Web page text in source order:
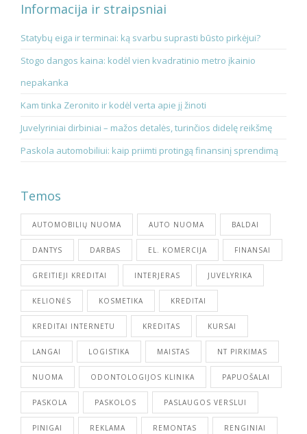
Informacija ir straipsniai
Statybų eiga ir terminai: ką svarbu suprasti būsto pirkėjui?
Stogo dangos kaina: kodėl vien kvadratinio metro įkainio
nepakanka
Kam tinka Zeronito ir kodėl verta apie jį žinoti
Juvelyriniai dirbiniai – mažos detalės, turinčios didelę reikšmę
Paskola automobiliui: kaip priimti protingą finansinį sprendimą
Temos
AUTOMOBILIŲ NUOMA AUTO NUOMA BALDAI
DANTYS DARBAS EL. KOMERCIJA FINANSAI
GREITIEJI KREDITAI INTERJERAS JUVELYRIKA
KELIONĖS KOSMETIKA KREDITAI
KREDITAI INTERNETU KREDITAS KURSAI
LANGAI LOGISTIKA MAISTAS NT PIRKIMAS
NUOMA ODONTOLOGIJOS KLINIKA PAPUOŠALAI
PASKOLA PASKOLOS PASLAUGOS VERSLUI
PINIGAI REKLAMA REMONTAS RENGINIAI